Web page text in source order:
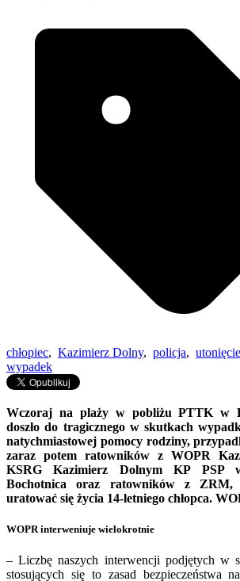
chłopiec, Kazimierz Dolny, policja, utonięcie
wypadek
Wczoraj na plaży w pobliżu PTTK w
doszło do tragicznego w skutkach
natychmiastowej pomocy rodziny,
zaraz potem ratowników z WOPR
KSRG Kazimierz Dolnym KP PSP
Bochotnica oraz ratowników z ZRM,
uratować się życia 14-letniego chłopca.
WOPR interweniuje wielokrotnie
– Liczbę naszych interwencji podjętych w
stosujących się to zasad bezpieczeństwa